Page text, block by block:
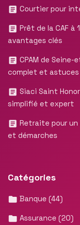
Courtier pour
Prêt de la CAF
avantages clés
CPAM de Seine-
complet et astuces
Siaci Saint
simplifié et expert
Retraite pour
et démarches
Catégories
Banque (44)
Assurance (20)